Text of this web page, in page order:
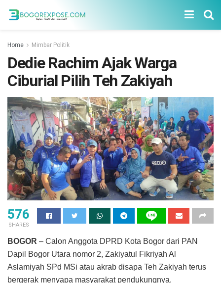
Home Mimbar Politik
Dedie Rachim Ajak Warga
Ciburial Pilih Teh Zakiyah
576
SHARES
BOGOR – Calon Anggota DPRD Kota Bogor dari PAN
Dapil Bogor Utara nomor 2, Zakiyatul Fikriyah Al
Aslamiyah SPd MSi atau akrab disapa Teh Zakiyah terus
bergerak menyapa masyarakat pendukungnya.